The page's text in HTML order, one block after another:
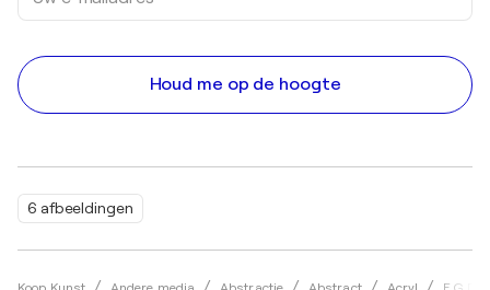
6 afbeeldingen
Houd me op de hoogte